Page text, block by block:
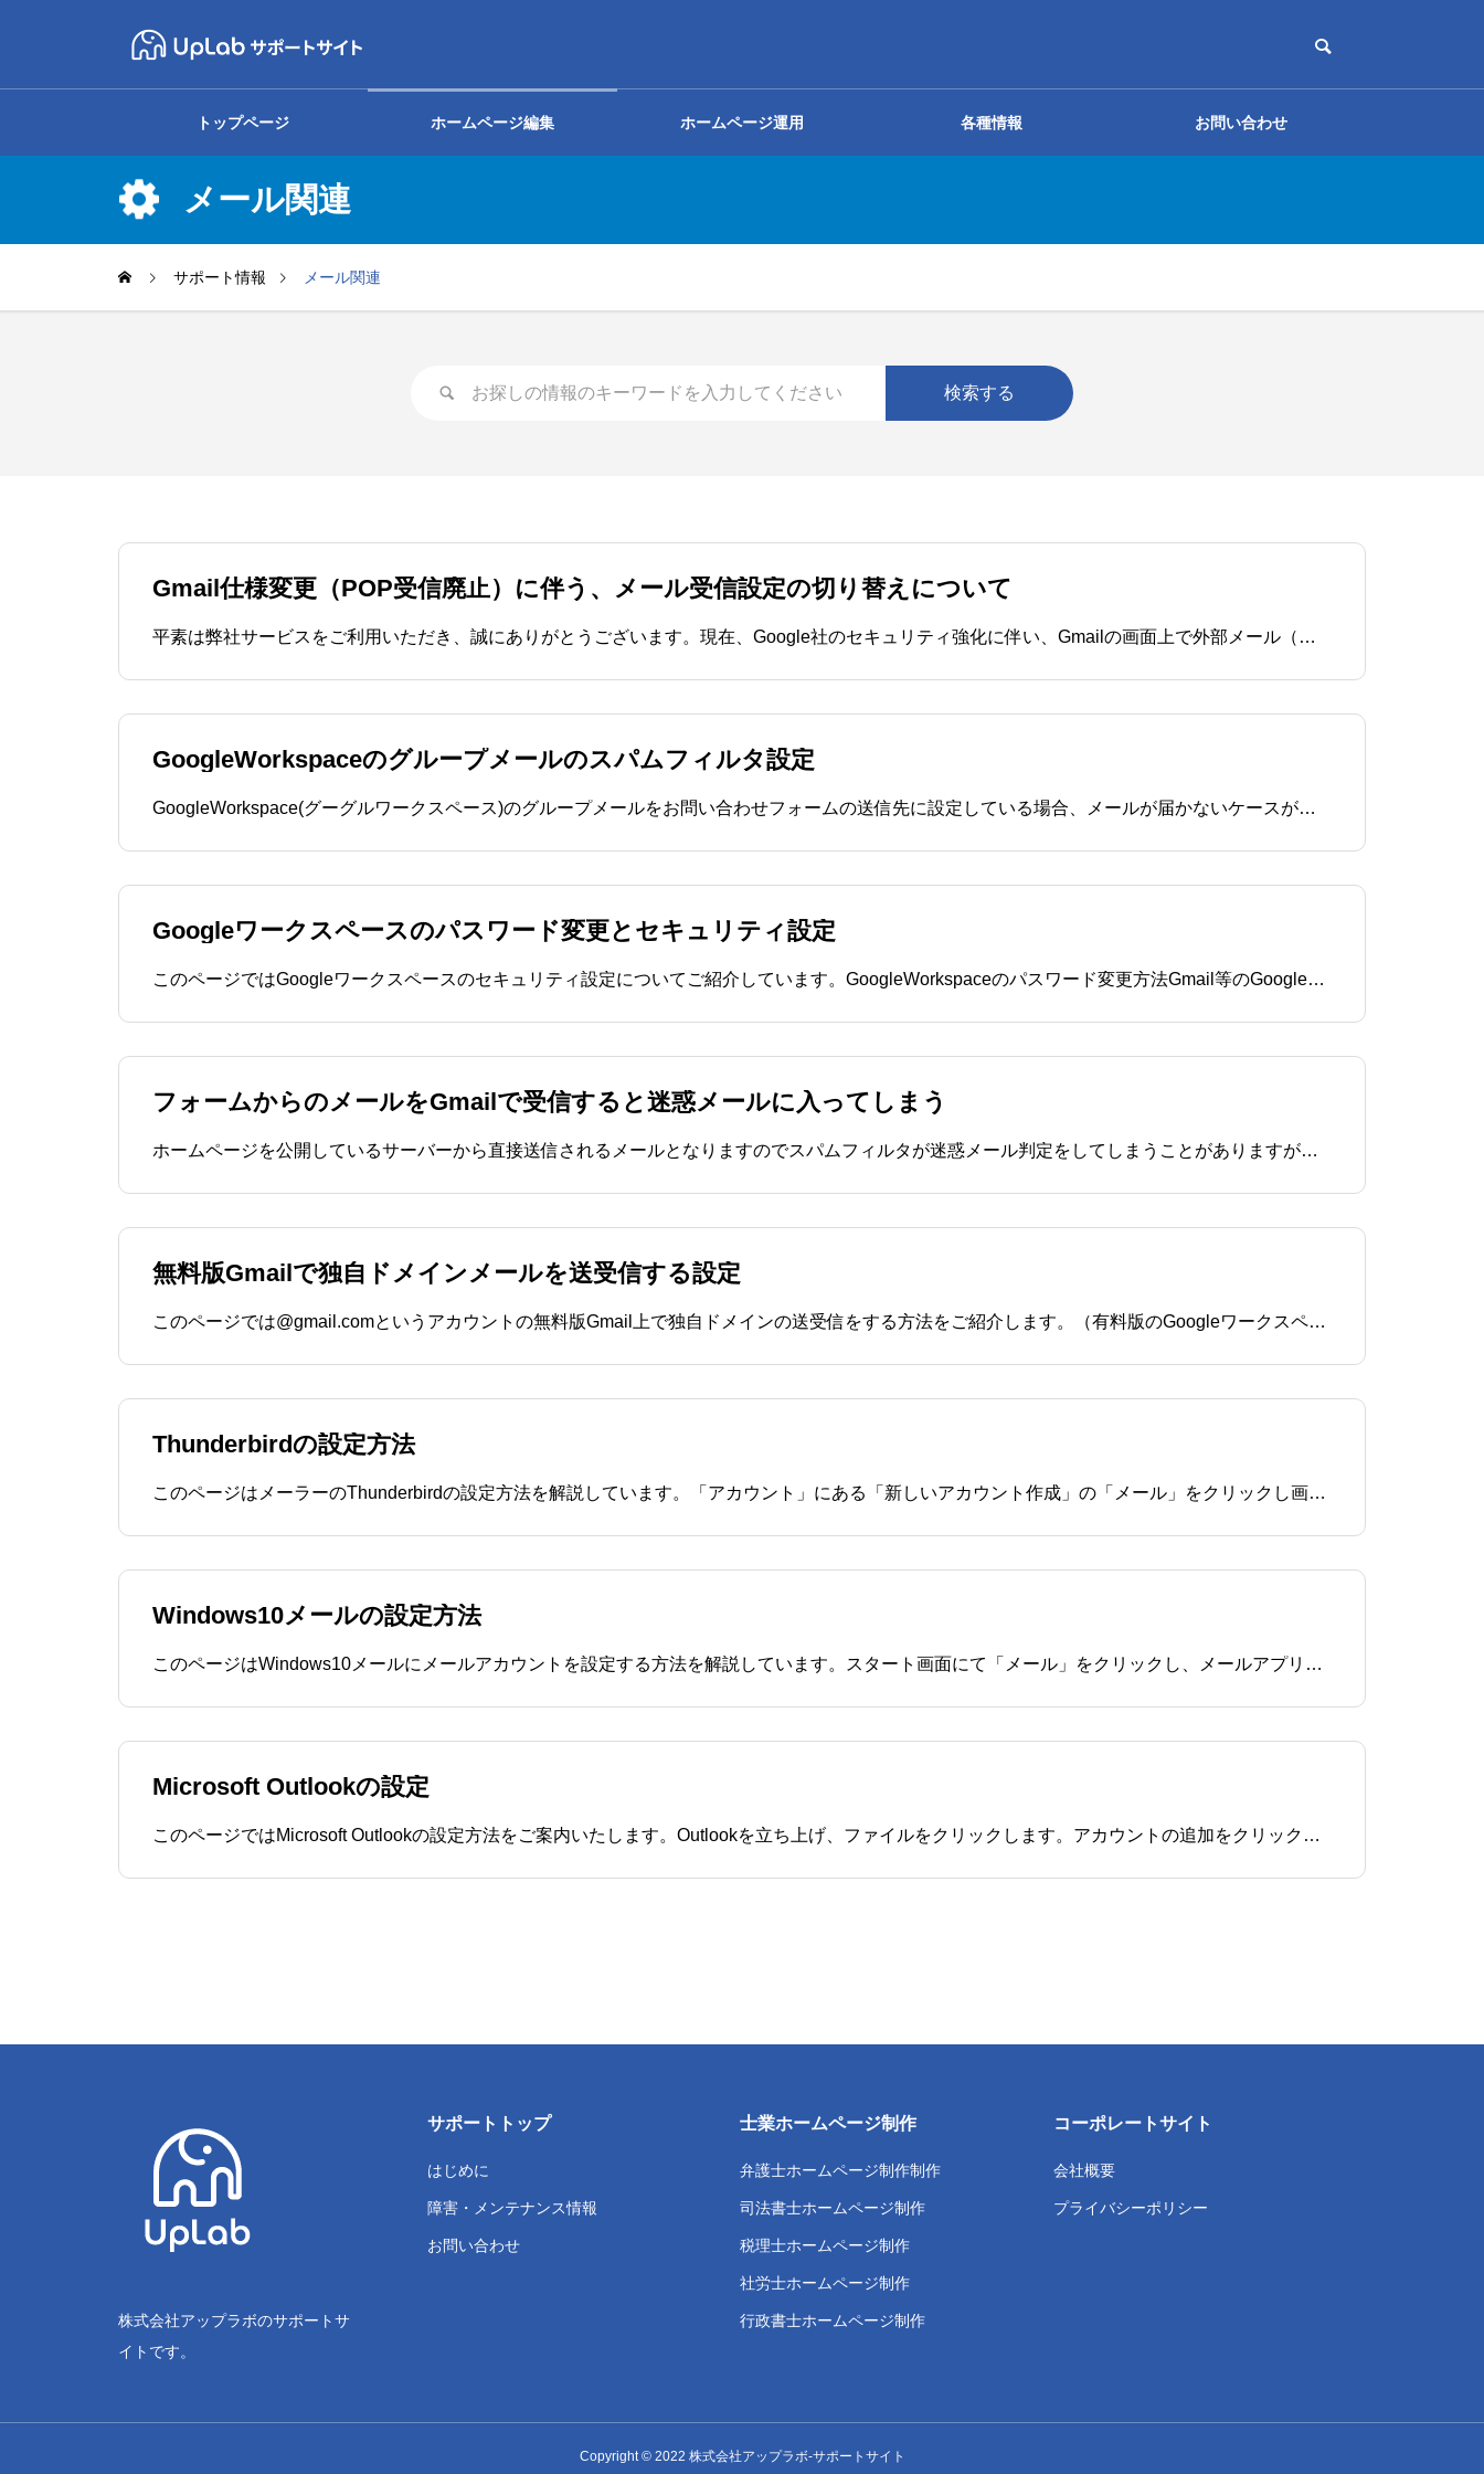
トップページ ホームページ編集 ホームページ運用 各種情報 お問い合わせ
基本知識 投稿の知識 Tips
コラム関連 メール関連
メール関連
サポート情報 メール関連
Gmail仕様変更（POP受信廃止）に伴う、メール受信設定の切り替えについて
平素は弊社サービスをご利用いただき、誠にありがとうございます。現在、Google社のセキュリティ強化に伴い、Gmailの画面上で外部メール（独自ドメインメール）を受信する機能（POP受信）が順次廃止・制限されております。 これに伴い、これまでGmailの「他のアカウントのメールを確認」機能
GoogleWorkspaceのグループメールのスパムフィルタ設定
GoogleWorkspace(グーグルワークスペース)のグループメールをお問い合わせフォームの送信先に設定している場合、メールが届かないケースがあります。考えられる原因はいくつかありますが、中でも多いのが｢スパムメッセージの処理｣に関するものです。スパムメッセージがGoogleWork
Googleワークスペースのパスワード変更とセキュリティ設定
このページではGoogleワークスペースのセキュリティ設定についてご紹介しています。GoogleWorkspaceのパスワード変更方法Gmail等のGoogleサービスにログインします｢Googleアカウントを管理｣を開きます。｢セキュリティ｣の項目を開きます
フォームからのメールをGmailで受信すると迷惑メールに入ってしまう
ホームページを公開しているサーバーから直接送信されるメールとなりますのでスパムフィルタが迷惑メール判定をしてしまうことがありますが、下記のフィルタを作成する方法で回避することができます。お問い合せフォームから受信したメールを開きます。 メールを開いたあと，右上にある返信ボタンの横の▼ボタ
無料版Gmailで独自ドメインメールを送受信する設定
このページでは@gmail.comというアカウントの無料版Gmail上で独自ドメインの送受信をする方法をご紹介します。（有料版のGoogleワークスペースは設定が異なります）Gmailの右上にある歯車をクリックし、「設定」を選択してください。「アカウントとインポート」タブを選
Thunderbirdの設定方法
このページはメーラーのThunderbirdの設定方法を解説しています。「アカウント」にある「新しいアカウント作成」の「メール」をクリックし画面左下の「メールアカウントを設定する」をクリックメールアカウント設定ウィンドウが表示されますので、にチェックを入れ「続ける」を
Windows10メールの設定方法
このページはWindows10メールにメールアカウントを設定する方法を解説しています。スタート画面にて「メール」をクリックし、メールアプリが立ち上がりましたら「使ってみる」をクリックしてください。開始をクリックしてください左下の「歯車」アイコンをクリックし、右側に
Microsoft Outlookの設定
このページではMicrosoft Outlookの設定方法をご案内いたします。Outlookを立ち上げ、ファイルをクリックします。アカウントの追加をクリックします。メールアドレスを入力し｢詳細オプション｣をクリックします。｢自分で自分のアカウントを手動で設定｣にチ
サポートトップ
はじめに
障害・メンテナンス情報
お問い合わせ
士業ホームページ制作
弁護士ホームページ制作制作
司法書士ホームページ制作
税理士ホームページ制作
社労士ホームページ制作
行政書士ホームページ制作
コーポレートサイト
会社概要
プライバシーポリシー
株式会社アップラボのサポートサ
イトです。
Copyright © 2022 株式会社アップラボ-サポートサイト